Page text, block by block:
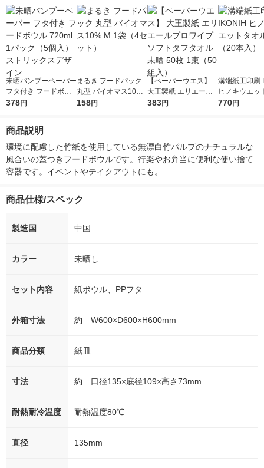
未晒バンブーペーパー
フタ付き フードボウ
ル 720ml 1パック（5
378円
まるき フードパック
丸型 バイオマス10%
M 1袋（4セット）
158円
【ペーパーウエス】
大王製紙 エリエール
プロワイプ ソフトタ
383円
溝端紙工印刷
ヒノキウエッ
1袋（20本入
770円
商品説明
環境に配慮した竹紙を使用している無漂白竹パルプのナチュラルな
風合いの蓋つきフードボウルです。行楽やお弁当に便利な使い捨て
容器です。イベントやテイクアウトにも。
商品仕様/スペック
製造国 中国
カラー 未晒し
セット内容 紙ボウル、PPフタ
外箱寸法 約 W600×D600×H600mm
商品分類 紙皿
寸法 約 口径135×底径109×高さ73mm
耐熱耐冷温度 耐熱温度80℃
直径 135mm